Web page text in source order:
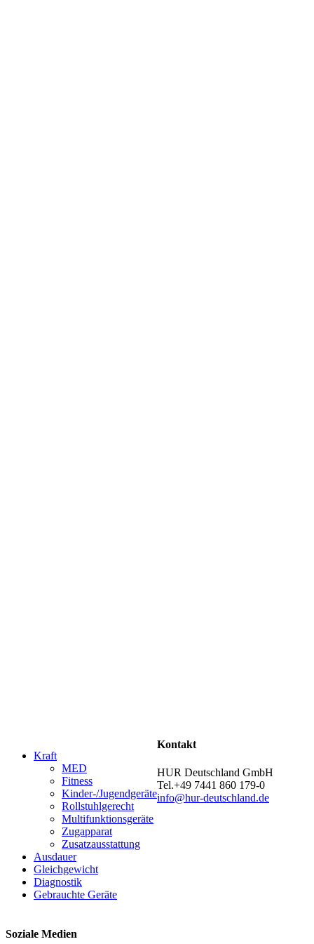
Kraft
MED
Fitness
Kinder-/Jugendgeräte
Rollstuhlgerecht
Multifunktionsgeräte
Zugapparat
Zusatzausstattung
Ausdauer
Gleichgewicht
Diagnostik
Gebrauchte Geräte
Kontakt
HUR Deutschland GmbH
Tel.+49 7441 860 179-0
info@hur-deutschland.de
Soziale Medien